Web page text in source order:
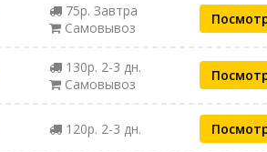
75р. Завтра
Самовывоз
130р. 2-3 дн.
Самовывоз
120р. 2-3 дн.